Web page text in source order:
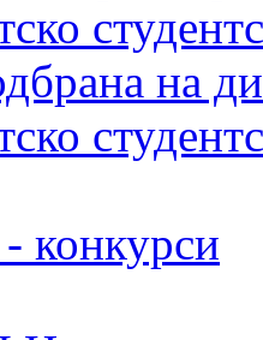
на
конкурси